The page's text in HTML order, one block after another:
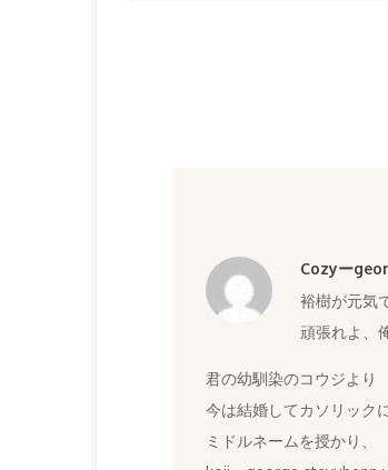
Cozyー
裕樹が元気
頑張れよ、
君の幼馴染のコウジより
今は結婚してカソリック
ミドルネームを授かり、